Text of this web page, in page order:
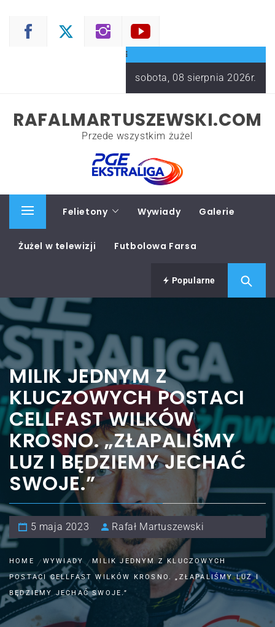
sobota, 08 sierpnia 2026r.
RAFALMARTUSZEWSKI.COM
Przede wszystkim żużel
Primary
Start Felietony Wywiady Galerie
Żużel w telewizji Futbolowa Farsa
Popularne
MILIK JEDNYM Z
KLUCZOWYCH POSTACI
CELLFAST WILKÓW
KROSNO. „ZŁAPALIŚMY
LUZ I BĘDZIEMY JECHAĆ
SWOJE.”
5 maja 2023 Rafał Martuszewski
HOME WYWIADY
MILIK JEDNYM Z KLUCZOWYCH
POSTACI CELLFAST WILKÓW KROSNO. „ZŁAPALIŚMY LUZ I
BĘDZIEMY JECHAĆ SWOJE.”